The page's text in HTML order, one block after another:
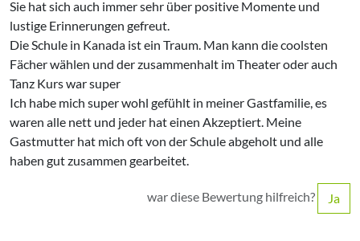
Sie hat sich auch immer sehr über positive Momente und
lustige Erinnerungen gefreut.
Die Schule in Kanada ist ein Traum. Man kann die coolsten
Fächer wählen und der zusammenhalt im Theater oder auch
Tanz Kurs war super
Ich habe mich super wohl gefühlt in meiner Gastfamilie, es
waren alle nett und jeder hat einen Akzeptiert. Meine
Gastmutter hat mich oft von der Schule abgeholt und alle
haben gut zusammen gearbeitet.
war diese Bewertung hilfreich? Ja